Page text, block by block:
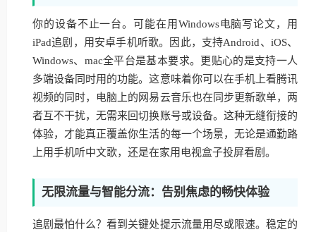
你的设备不止一台。可能在用Windows电脑写论文，用
iPad追剧，用安卓手机听歌。因此，支持Android、iOS、
Windows、mac全平台是基本要求。更贴心的是支持一人
多端设备同时用的功能。这意味着你可以在手机上看腾讯
视频的同时，电脑上的网易云音乐也在同步更新歌单，两
者互不干扰，无需来回切换账号或设备。这种无缝衔接的
体验，才能真正覆盖你生活的每一个场景，无论是通勤路
上用手机听中文歌，还是在家用电视盒子投屏看剧。
无限流量与智能分流：告别焦虑的畅快体验
追剧最怕什么？看到关键处提示流量用尽或限速。稳定的